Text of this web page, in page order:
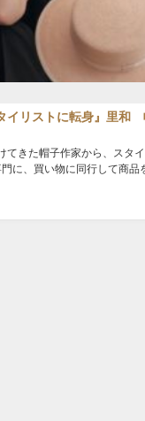
イリストに転身』里和
てきた帽子作家から、スタ
に、買い物に同行して商品